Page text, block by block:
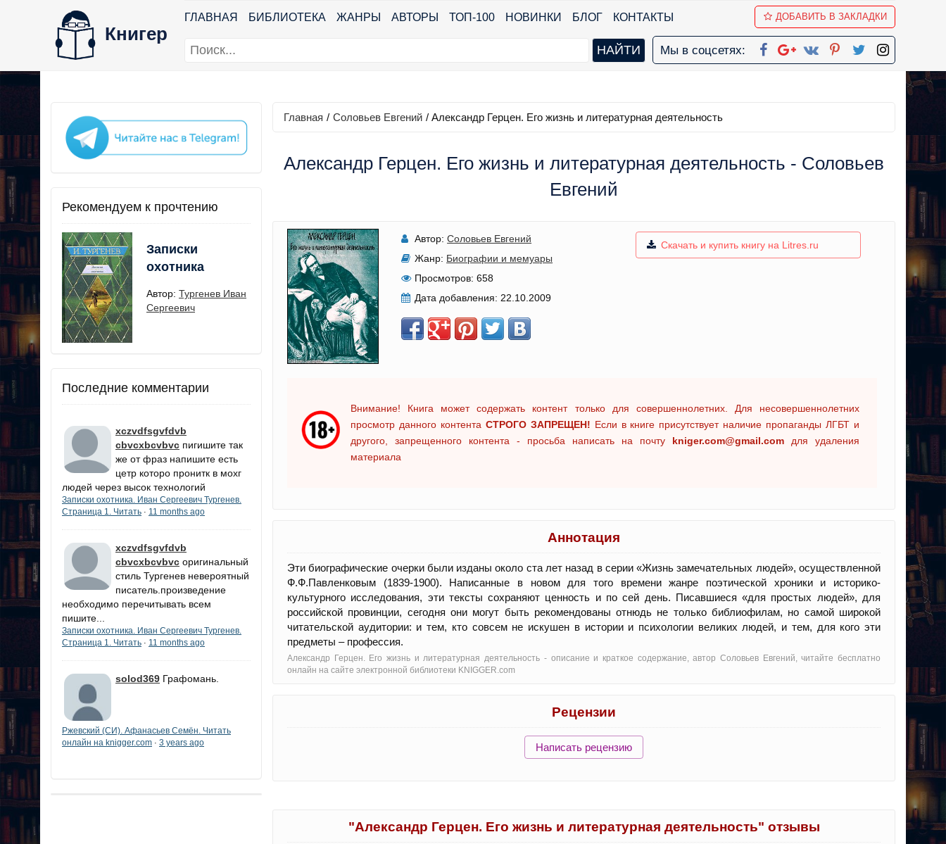
Книгер
ГЛАВНАЯ БИБЛИОТЕКА ЖАНРЫ АВТОРЫ ТОП-100 НОВИНКИ БЛОГ КОНТАКТЫ ДОБАВИТЬ В ЗАКЛАДКИ
Мы в соцсетях:
Рекомендуем к прочтению
Записки
охотника
Автор: Тургенев Иван
Сергеевич
Последние комментарии
xczvdfsgvfdvb
cbvcxbcvbvc пигишите так
же от фраз напишите есть
цетр которо пронитк в мохг
людей через высок технологий
Записки охотника. Иван Сергеевич Тургенев.
Страница 1. Читать · 11 months ago
xczvdfsgvfdvb
cbvcxbcvbvc оригинальный
стиль Тургенев невероятный
писатель.произведение
необходимо перечитывать всем
пишите...
Записки охотника. Иван Сергеевич Тургенев.
Страница 1. Читать · 11 months ago
solod369 Графомань.
Ржевский (СИ). Афанасьев Семён. Читать
онлайн на knigger.com · 3 years ago
Главная / Соловьев Евгений / Александр Герцен. Его жизнь и литературная деятельность
Александр Герцен. Его жизнь и литературная деятельность - Соловьев
Евгений
Автор: Соловьев Евгений
Жанр: Биографии и мемуары
Просмотров: 658
Дата добавления: 22.10.2009
Скачать и купить книгу на Litres.ru
Внимание! Книга может содержать контент только для совершеннолетних. Для несовершеннолетних
просмотр данного контента СТРОГО ЗАПРЕЩЕН! Если в книге присутствует наличие пропаганды ЛГБТ и
другого, запрещенного контента - просьба написать на почту kniger.com@gmail.com для удаления
материала
Аннотация
Эти биографические очерки были изданы около ста лет назад в серии «Жизнь замечательных людей», осуществленной
Ф.Ф.Павленковым (1839-1900). Написанные в новом для того времени жанре поэтической хроники и историко-
культурного исследования, эти тексты сохраняют ценность и по сей день. Писавшиеся «для простых людей», для
российской провинции, сегодня они могут быть рекомендованы отнюдь не только библиофилам, но самой широкой
читательской аудитории: и тем, кто совсем не искушен в истории и психологии великих людей, и тем, для кого эти
предметы – профессия.
Александр Герцен. Его жизнь и литературная деятельность - oписание и краткое содержание, автор Соловьев Евгений, читайте бесплатно
онлайн на сайте электронной библиотеки KNIGGER.com
Рецензии
Написать рецензию
"Александр Герцен. Его жизнь и литературная деятельность" отзывы